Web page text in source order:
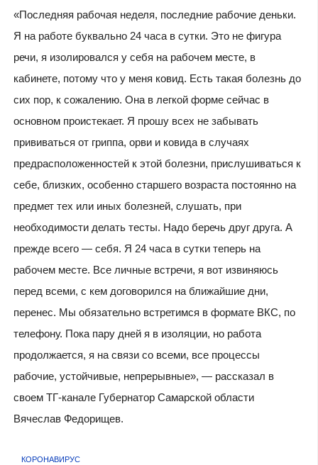
«Последняя рабочая неделя, последние рабочие деньки.
Я на работе буквально 24 часа в сутки. Это не фигура
речи, я изолировался у себя на рабочем месте, в
кабинете, потому что у меня ковид. Есть такая болезнь до
сих пор, к сожалению. Она в легкой форме сейчас в
основном проистекает. Я прошу всех не забывать
прививаться от гриппа, орви и ковида в случаях
предрасположенностей к этой болезни, прислушиваться к
себе, близких, особенно старшего возраста постоянно на
предмет тех или иных болезней, слушать, при
необходимости делать тесты. Надо беречь друг друга. А
прежде всего — себя. Я 24 часа в сутки теперь на
рабочем месте. Все личные встречи, я вот извиняюсь
перед всеми, с кем договорился на ближайшие дни,
перенес. Мы обязательно встретимся в формате ВКС, по
телефону. Пока пару дней я в изоляции, но работа
продолжается, я на связи со всеми, все процессы
рабочие, устойчивые, непрерывные», — рассказал в
своем ТГ-канале Губернатор Самарской области
Вячеслав Федорищев.
КОРОНАВИРУС